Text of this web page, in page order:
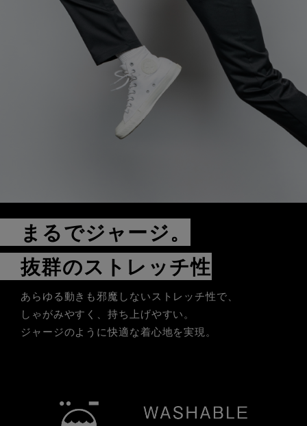
まるでジャージ。
抜群のストレッチ性
あらゆる動きも邪魔しないストレッチ性で、
しゃがみやすく、持ち上げやすい。
ジャージのように快適な着心地を実現。